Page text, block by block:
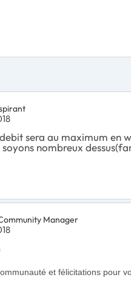
sera au maximum en
nombreux
Manager
et félicitations pour